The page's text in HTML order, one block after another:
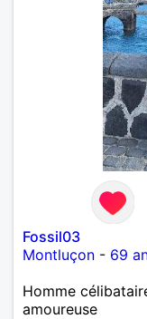
Fossil03
Montluçon - 69
Homme
amoureuse